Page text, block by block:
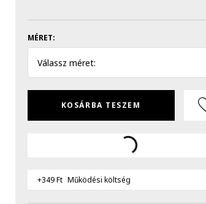
MÉRET:
Válassz méret:
KOSÁRBA TESZEM
+349 Ft Működési költség